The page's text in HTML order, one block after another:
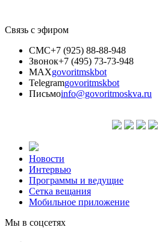
Связь с эфиром
СМС+7 (925) 88-88-948
Звонок+7 (495) 73-73-948
MAXgovoritmskbot
Telegramgovoritmskbot
Письмоinfo@govoritmoskva.ru
Новости
Интервью
Программы и ведущие
Сетка вещания
Мобильное приложение
Мы в соцсетях